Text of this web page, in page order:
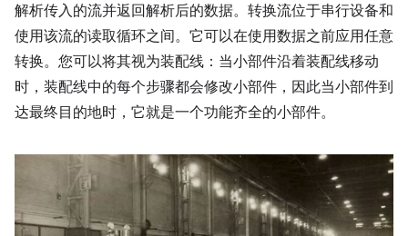
解析传入的流并返回解析后的数据。转换流位于串行设备和
使用该流的读取循环之间。它可以在使用数据之前应用任意
转换。您可以将其视为装配线：当小部件沿着装配线移动
时，装配线中的每个步骤都会修改小部件，因此当小部件到
达最终目的地时，它就是一个功能齐全的小部件。